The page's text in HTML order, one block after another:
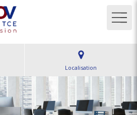
Localisation